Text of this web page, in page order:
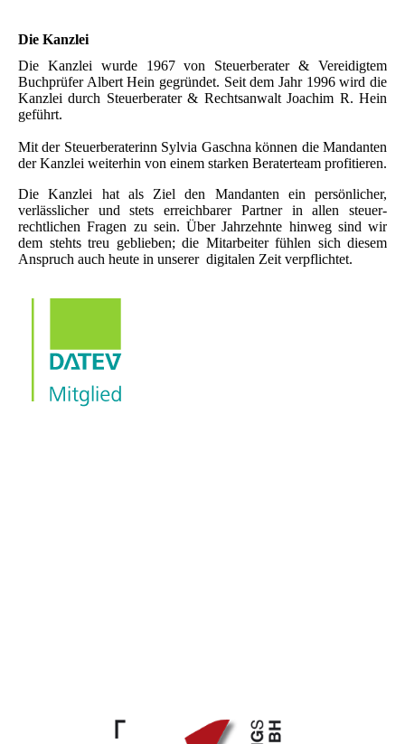
Die Kanzlei
Die Kanzlei wurde 1967 von Steuer­berater & Vereidigtem
Buch­prüfer Albert Hein gegründet. Seit dem Jahr 1996 wird die
Kanzlei durch Steuerberater & Rechts­anwalt Joachim R. Hein
geführt.
Mit der Steuer­beraterinn Sylvia Gaschna können die Mandanten
der Kanzlei weiterhin von einem starken Beraterteam profitieren.
Die Kanzlei hat als Ziel den Mandanten ein persönlicher,
verläss­licher und stets erreich­barer Partner in allen steuer­
rechtlichen Fragen zu sein. Über Jahrzehnte hinweg sind wir
dem stehts treu geblieben; die Mitarbeiter fühlen sich diesem
Anspruch auch heute in unserer digitalen Zeit verpflichtet.